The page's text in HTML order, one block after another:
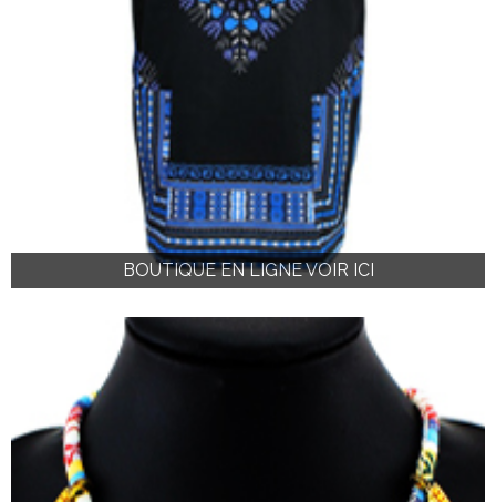
BOUTIQUE EN LIGNE VOIR ICI